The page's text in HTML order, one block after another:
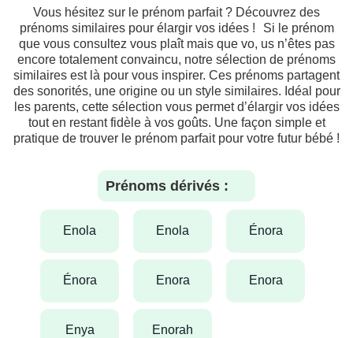
Vous hésitez sur le prénom parfait ? Découvrez des
prénoms similaires pour élargir vos idées ! Si le prénom
que vous consultez vous plaît mais que vo, us n’êtes pas
encore totalement convaincu, notre sélection de prénoms
similaires est là pour vous inspirer. Ces prénoms partagent
des sonorités, une origine ou un style similaires. Idéal pour
les parents, cette sélection vous permet d’élargir vos idées
tout en restant fidèle à vos goûts. Une façon simple et
pratique de trouver le prénom parfait pour votre futur bébé !
Prénoms dérivés :
enola enola énora
énora enora enora
enya enorah